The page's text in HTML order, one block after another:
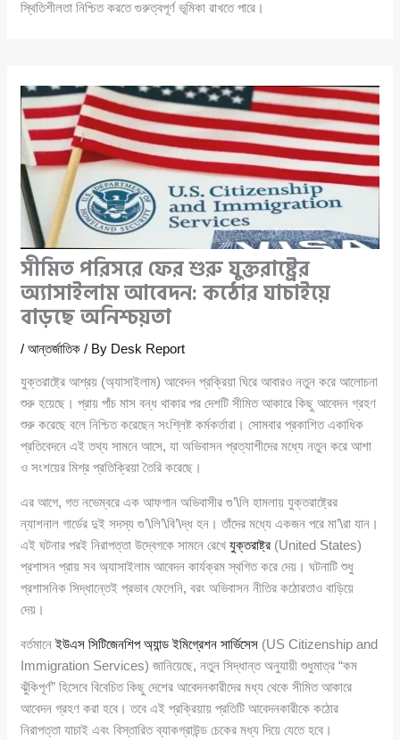
স্থিতিশীলতা নিশ্চিত করতে গুরুত্বপূর্ণ ভূমিকা রাখতে পারে।
সীমিত পরিসরে ফের শুরু যুক্তরাষ্ট্রের
অ্যাসাইলাম আবেদন: কঠোর যাচাইয়ে
বাড়ছে অনিশ্চয়তা
/আন্তর্জাতিক / By Desk Report
যুক্তরাষ্ট্রে আশ্রয় (অ্যাসাইলাম) আবেদন প্রক্রিয়া ঘিরে আবারও নতুন করে আলোচনা
শুরু হয়েছে। প্রায় পাঁচ মাস বন্ধ থাকার পর দেশটি সীমিত আকারে কিছু আবেদন গ্রহণ
শুরু করেছে বলে নিশ্চিত করেছেন সংশ্লিষ্ট কর্মকর্তারা। সোমবার প্রকাশিত একাধিক
প্রতিবেদনে এই তথ্য সামনে আসে, যা অভিবাসন প্রত্যাশীদের মধ্যে নতুন করে আশা
ও সংশয়ের মিশ্র প্রতিক্রিয়া তৈরি করেছে।
এর আগে, গত নভেম্বরে এক আফগান অভিবাসীর গু’\লি হামলায় যুক্তরাষ্ট্রের
ন্যাশনাল গার্ডের দুই সদস্য গু’\লি’\বি’\দ্ধ হন। তাঁদের মধ্যে একজন পরে মা’\রা যান।
এই ঘটনার পরই নিরাপত্তা উদ্বেগকে সামনে রেখেযুক্তরাষ্ট্র (United States)
প্রশাসন প্রায় সব অ্যাসাইলাম আবেদন কার্যক্রম স্থগিত করে দেয়। ঘটনাটি শুধু
প্রশাসনিক সিদ্ধান্তেই প্রভাব ফেলেনি, বরং অভিবাসন নীতির কঠোরতাও বাড়িয়ে
দেয়।
বর্তমানেইউএস সিটিজেনশিপ অ্যান্ড ইমিগ্রেশন সার্ভিসেস (US Citizenship and
Immigration Services) জানিয়েছে, নতুন সিদ্ধান্ত অনুযায়ী শুধুমাত্র “কম
ঝুঁকিপূর্ণ” হিসেবে বিবেচিত কিছু দেশের আবেদনকারীদের মধ্য থেকে সীমিত আকারে
আবেদন গ্রহণ করা হবে। তবে এই প্রক্রিয়ায় প্রতিটি আবেদনকারীকে কঠোর
নিরাপত্তা যাচাই এবং বিস্তারিত ব্যাকগ্রাউন্ড চেকের মধ্য দিয়ে যেতে হবে।